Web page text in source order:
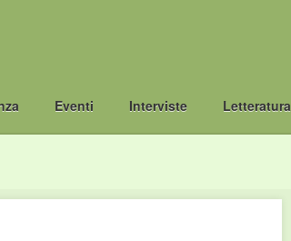
Eventi Interviste Letteratura